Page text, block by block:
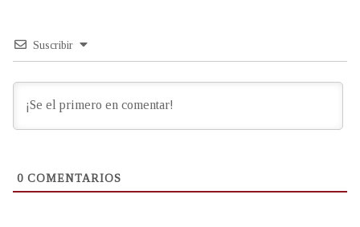
Suscribir
0 COMENTARIOS